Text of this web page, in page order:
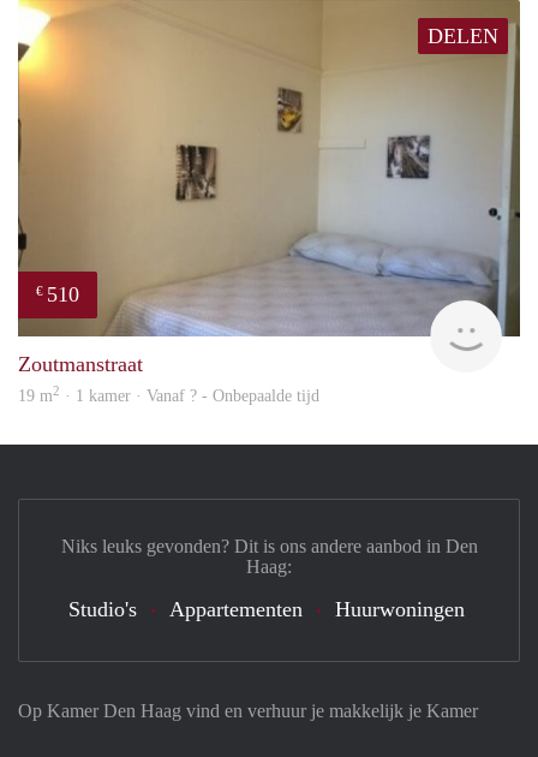
DELEN
€ 510
Zoutmanstraat
19 m2 · 1 kamer · Vanaf ? - Onbepaalde tijd
Op Kamer Den Haag vind en verhuur je makkelijk je Kamer
Niks leuks gevonden? Dit is ons andere aanbod in Den
Haag:
Studio's Appartementen Huurwoningen